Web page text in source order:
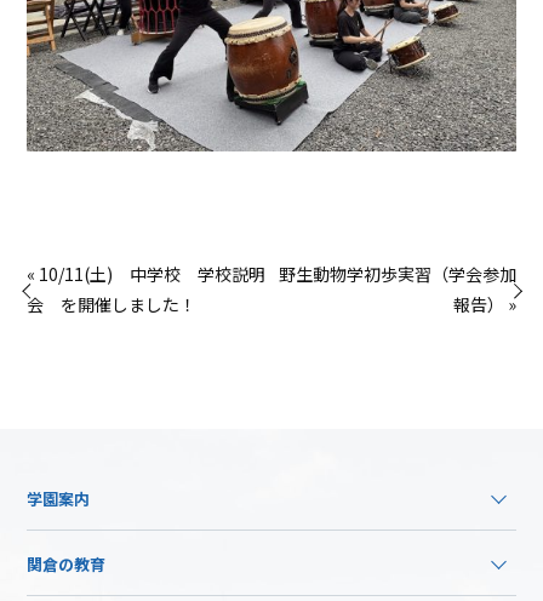
« 10/11(土) 中学校 学校説明
会 を開催しました！
野生動物学初歩実習（学会参加
報告） »
学園案内
関倉の教育